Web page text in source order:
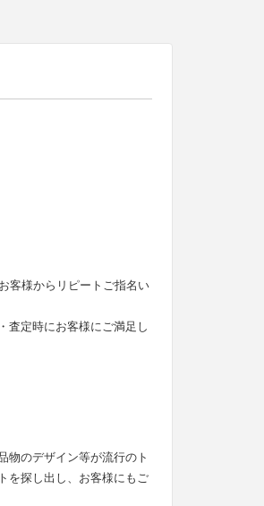
客様からリピートご指名い
査定時にお客様にご満足し
物のデザイン等が流行のト
を探し出し、お客様にもご